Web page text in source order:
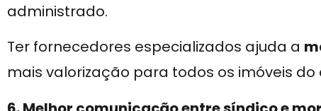
administrado.
Ter fornecedores especializados ajuda a
mais valorização para todos os imóveis do